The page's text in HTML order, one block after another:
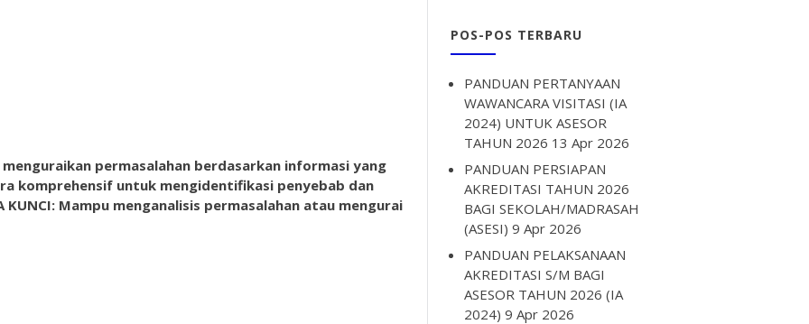
menguraikan permasalahan berdasarkan informasi yang
komprehensif untuk mengidentifikasi penyebab dan
Mampu menganalisis permasalahan atau mengurai
POS-POS TERBARU
PANDUAN PERTANYAAN
WAWANCARA VISITASI (IA
2024) UNTUK ASESOR
TAHUN 2026 13 Apr 2026
PANDUAN PERSIAPAN
AKREDITASI TAHUN 2026
BAGI SEKOLAH/MADRASAH
(ASESI) 9 Apr 2026
PANDUAN PELAKSANAAN
AKREDITASI S/M BAGI
ASESOR TAHUN 2026 (IA
2024) 9 Apr 2026